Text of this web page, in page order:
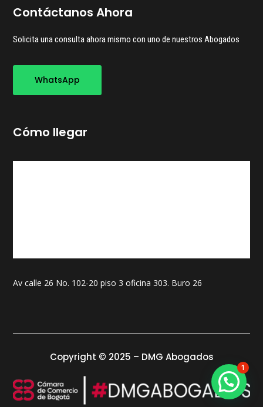
Contáctanos Ahora
Solicita una consulta ahora mismo con uno de nuestros Abogados
WhatsApp
Cómo llegar
Av calle 26 No. 102-20 piso 3 oficina 303. Buro 26
Copyright © 2025 – DMG Abogados
1